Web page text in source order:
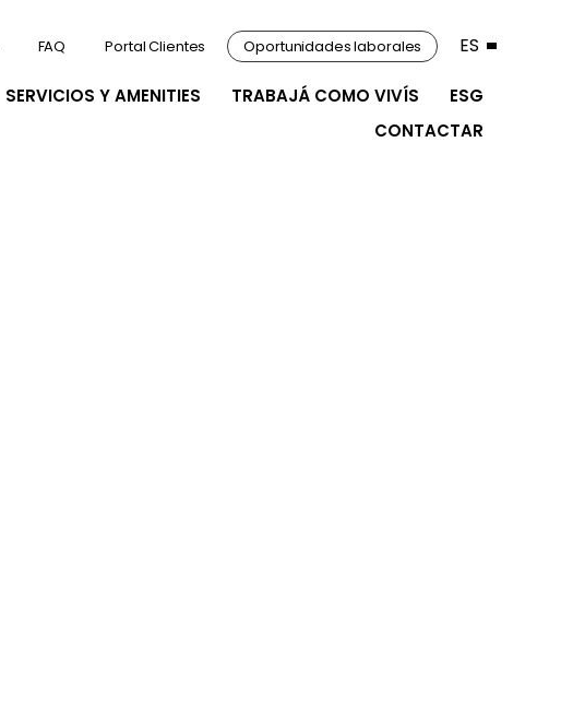
SERVICIOS Y AMENITIES TRABAJÁ COMO VIVÍS
ESG
CONTACTAR
FAQ Portal Clientes Oportunidades laborales ES